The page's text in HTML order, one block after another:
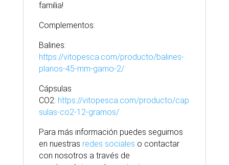
familia!
Complementos:
Balines:
https://vitopesca.com/producto/balines-
planos-45-mm-gamo-2/
Cápsulas
CO2: https://vitopesca.com/producto/cap
sulas-co2-12-gramos/
Para más información puedes seguirnos
en nuestras redes sociales o contactar
con nosotros a través de